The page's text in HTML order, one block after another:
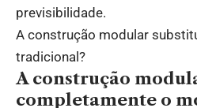
previsibilidade.
A construção modular
tradicional?
A construção
completamente o